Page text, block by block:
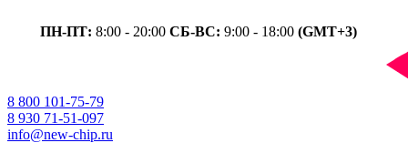
ПН-ПТ: 8:00 - 20:00 СБ-ВС: 9:00 - 18:00 (GMT+3)
8 800 101-75-79
8 930 71-51-097
info@new-chip.ru